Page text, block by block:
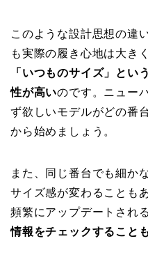
このような設計思想の違
も実際の履き心地は大き
「いつものサイズ」とい
性が高いのです。ニュー
ず欲しいモデルがどの番
から始めましょう。
また、同じ番台でも細か
サイズ感が変わることも
頻繁にアップデートされ
情報をチェックすること